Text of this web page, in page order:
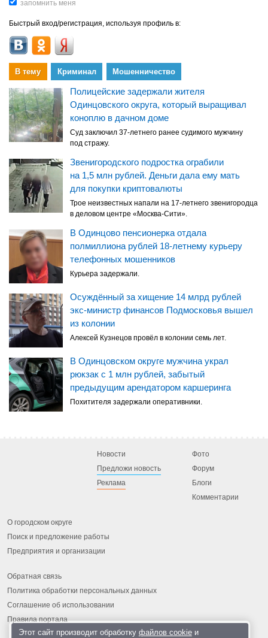
Быстрый вход/регистрация, используя профиль в:
В тему Криминал Мошенничество
Полицейские задержали жителя
Одинцовского округа, который выращивал
коноплю в дачном доме
Суд заключил 37-летнего ранее судимого мужчину
под стражу.
Звенигородского подростка ограбили
на 1,5 млн рублей. Деньги дала ему мать
для покупки криптовалюты
Трое неизвестных напали на 17-летнего звенигородца
в деловом центре «Москва-Сити».
В Одинцово пенсионерка отдала
полмиллиона рублей 18-летнему курьеру
телефонных мошенников
Курьера задержали.
Осуждённый за хищение 14 млрд рублей
экс-министр финансов Подмосковья вышел
из колонии
Алексей Кузнецов провёл в колонии семь лет.
В Одинцовском округе мужчина украл
рюкзак с 1 млн рублей, забытый
предыдущим арендатором каршеринга
Похитителя задержали оперативники.
Новости
Предложи новость
Реклама
Фото
Форум
Блоги
Комментарии
О городском округе
Поиск и предложение работы
Предприятия и организации
Обратная связь
Политика обработки персональных данных
Соглашение об использовании
Правила портала
Этот сайт производит обработку файлов cookieи